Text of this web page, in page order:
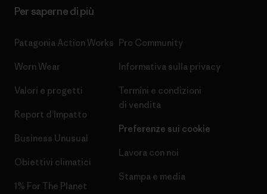
Per saperne di più
Patagonia Action Works
Worn Wear
Valori e progetti
Report d’Impatto
Business Unusual
Obiettivi climatici
1% For The Planet
Pro Community
Informativa sulla privacy
Termini e condizioni
di vendita
Preferenze sui cookie
Lavora con noi
Stampa e media